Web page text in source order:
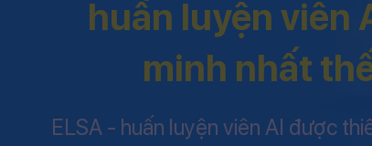
huấn luyện viên
minh nhất
ELSA - huấn luyện viên AI được